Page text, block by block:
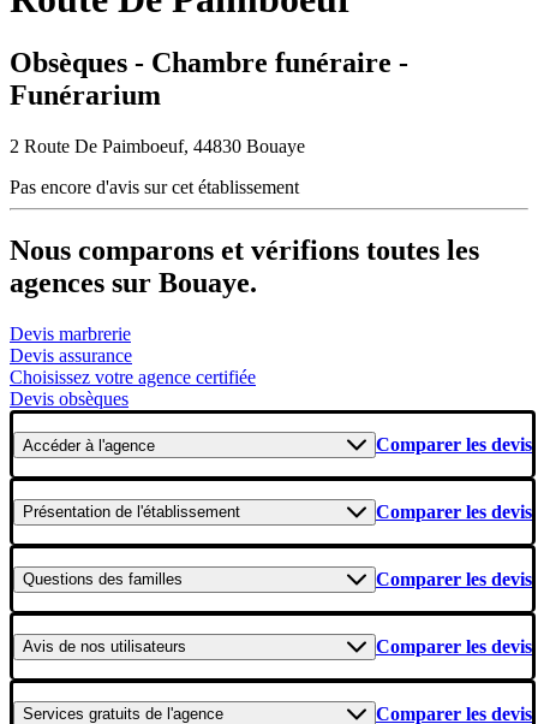
Obsèques - Chambre funéraire -
Funérarium
2 Route De Paimboeuf, 44830 Bouaye
Pas encore d'avis sur cet établissement
Nous comparons et vérifions toutes les
agences sur Bouaye.
Devis marbrerie
Devis assurance
Choisissez votre agence certifiée
Devis obsèques
Accéderà l'agence Comparer les devis
Présentation de l'établissement Comparer les devis
Questions des familles Comparer les devis
Avis de nos utilisateurs Comparer les devis
Services gratuits de l'agence Comparer les devis